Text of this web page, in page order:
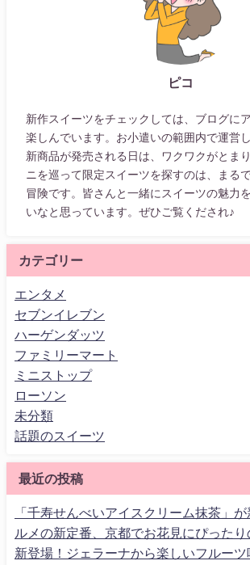
ピコ
新作スイーツをチェックしては、ブログに
楽しんでいます。お小遣いの範囲内で運営
新商品が発売される日は、ワクワクがとま
ニを巡って限定スイーツを探すのは、まる
冒険です。皆さんと一緒にスイーツの魅力
いなと思っています。ぜひご覧くだされ♪
カテゴリー
エンタメ
セブンイレブン
ハーゲンダッツ
ファミリーマート
ミニストップ
ローソン
未分類
話題のスイーツ
最近の投稿
「千寿せんべいアイスクリーム抹茶」
ルメの新定番、京都でお花見にぴったり
新登場！ジェラーナから楽しいフルー